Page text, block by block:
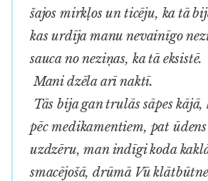
šajos mirkļos un ticēju, ka tā
kas urdīja manu nevainīgo
sauca no neziņas, ka tā eksistē.
Mani dzēla arī naktī.
Tās bija gan trulās sāpes
pēc medikamentiem, pat
uzdzēru, man indīgi koda
smacējošā, drūmā Vū